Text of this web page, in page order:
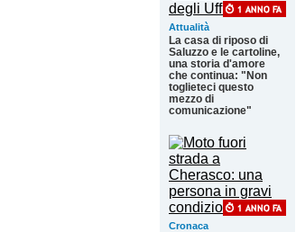
Attualità
La casa di riposo di
Saluzzo e le cartoline,
una storia d'amore
che continua: "Non
toglieteci questo
mezzo di
comunicazione"
Cronaca